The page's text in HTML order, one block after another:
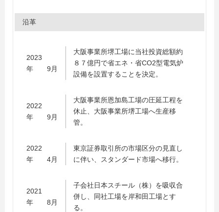
沿革
2023
年 9月
大阪事業所堺工場に当社投資総額約
８７億円で省エネ・省CO2型電気炉
設備を設置することを決定。
2022
年 9月
大阪事業所恩加島工場の圧延工程を
休止、大阪事業所堺工場へ生産移
管。
2022
年 4月
東京証券取引所の市場区分の見直し
に伴い、スタンダード市場へ移行。
2021
年 8月
子会社日本スチール（株）を吸収合
併し、同社工場を岸和田工場とす
る。